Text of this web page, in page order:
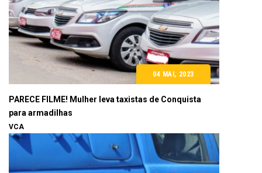
04 MAI, 2023
PARECE FILME! Mulher leva taxistas de Conquista
para armadilhas
VCA